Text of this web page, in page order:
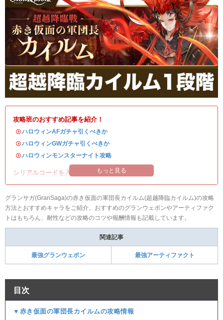
攻略班のおすすめ記事を紹介！
・ハロウィンAFガチャ引くべきか
・ハロウィンGWガチャ引くべきか
・ハロウィンモンスターナイト攻略
シリアルコードを入れて豪華アイテムを入手！
もっと見る
グランサガ(GranSaga)の赤き仮面の軍団長カイルム(超越降臨カイルム)の攻略
方法とおすすめキャラをご紹介。おすすめのグランウェポンやアーティファク
トはもちろん、耐性などの攻略のコツや報酬情報も記載しています。
関連記事
最強グランウェポン 最強アーティファクト
目次
▼赤き仮面の軍団長カイルムの攻略情報